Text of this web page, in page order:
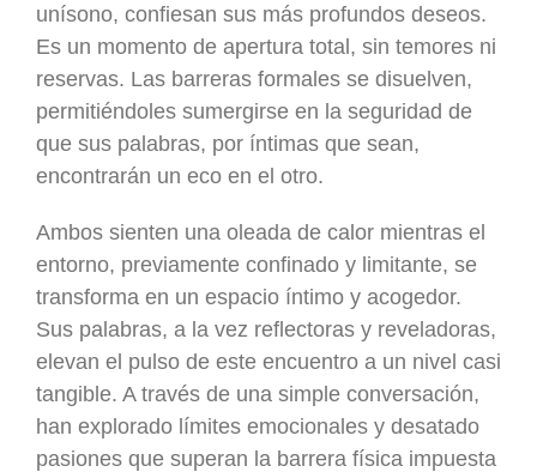
unísono, confiesan sus más profundos deseos.
Es un momento de apertura total, sin temores ni
reservas. Las barreras formales se disuelven,
permitiéndoles sumergirse en la seguridad de
que sus palabras, por íntimas que sean,
encontrarán un eco en el otro.
Ambos sienten una oleada de calor mientras el
entorno, previamente confinado y limitante, se
transforma en un espacio íntimo y acogedor.
Sus palabras, a la vez reflectoras y reveladoras,
elevan el pulso de este encuentro a un nivel casi
tangible. A través de una simple conversación,
han explorado límites emocionales y desatado
pasiones que superan la barrera física impuesta